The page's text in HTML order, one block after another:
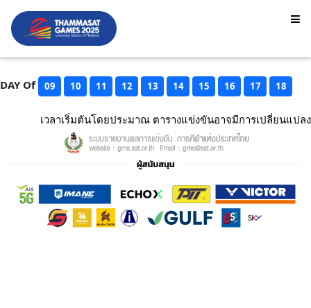
DAY Of 09 10 11 12 13 14 15 16 17 18
เวลาเริ่มตันโดยประมาณ ตารางแข่งขันอาจมีการเปลี่ยนแปลง